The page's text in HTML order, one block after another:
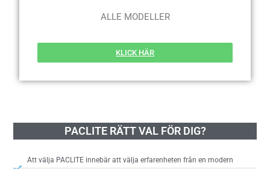
ALLE MODELLER
KLICK HÄR
PACLITE RÄTT VAL FÖR DIG?
Att välja PACLITE innebär att välja erfarenheten från en modern